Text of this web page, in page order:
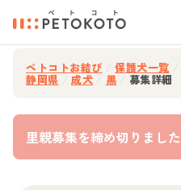
ペトコトお結び 保護犬一覧
静岡県 成犬 黒 募集詳細
里親募集を締め切りました